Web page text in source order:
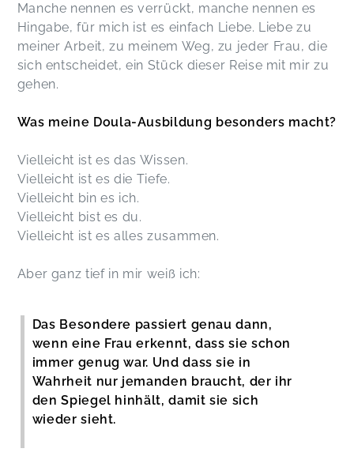
Manche nennen es verrückt, manche nennen es
Hingabe, für mich ist es einfach Liebe. Liebe zu
meiner Arbeit, zu meinem Weg, zu jeder Frau, die
sich entscheidet, ein Stück dieser Reise mit mir zu
gehen.
Was meine Doula-Ausbildung besonders macht?
Vielleicht ist es das Wissen.
Vielleicht ist es die Tiefe.
Vielleicht bin es ich.
Vielleicht bist es du.
Vielleicht ist es alles zusammen.
Aber ganz tief in mir weiß ich:
Das Besondere passiert genau dann,
wenn eine Frau erkennt, dass sie schon
immer genug war. Und dass sie in
Wahrheit nur jemanden braucht, der ihr
den Spiegel hinhält, damit sie sich
wieder sieht.